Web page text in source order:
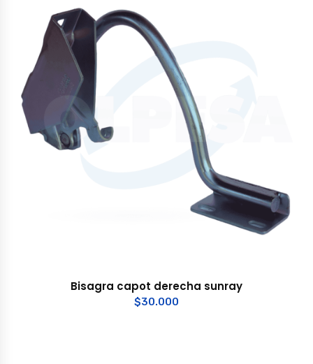
Bisagra capot derecha sunray
$30.000